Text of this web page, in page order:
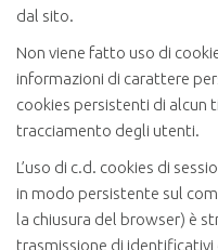
dal sito.
Non viene fatto uso di
informazioni di carattere
cookies persistenti di alcun
tracciamento degli utenti.
L’uso di c.d. cookies di
in modo persistente sul
la chiusura del browser) è
trasmissione di